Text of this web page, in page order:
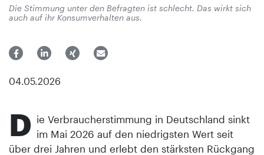
Die Stimmung unter den Befragten ist schlecht. Das wirkt sich
auch auf ihr Konsumverhalten aus.
04.05.2026
D ie Verbraucherstimmung in Deutschland sinkt
im Mai 2026 auf den niedrigsten Wert seit
über drei Jahren und erlebt den stärksten Rückgang